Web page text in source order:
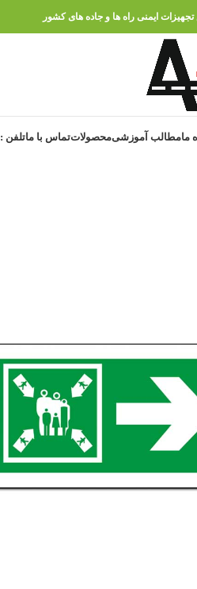
ایمنی راه ها و جاده های کشور
مامطالب آموزشیمحصولاتتماس با ماتلفن : 91007181 – 021